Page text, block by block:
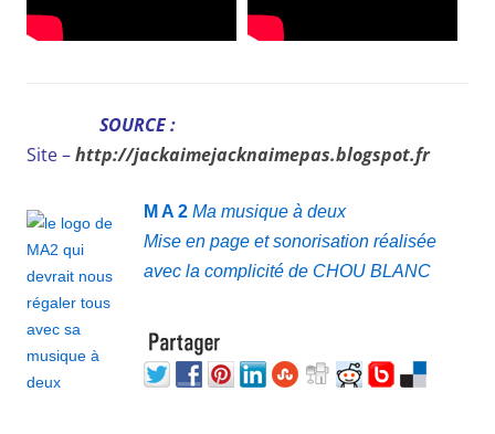
SOURCE :
Site –http://jackaimejacknaimepas.blogspot.fr
M A 2 Ma musique à deux
Mise en page et sonorisation réalisée
avec la complicité de CHOU BLANC